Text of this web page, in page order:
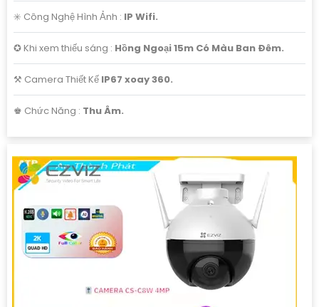
✳️ Công Nghệ Hình Ảnh : IP Wifi.
✪ Khi xem thiếu sáng : Hồng Ngoại 15m Có Màu Ban Ðêm.
⚒ Camera Thiết Kế IP67 xoay 360.
️♚ Chức Năng : Thu Âm.